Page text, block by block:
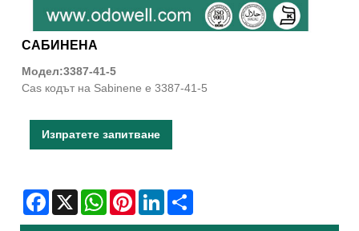
САБИНЕНА
Модел:3387-41-5
Cas кодът на Sabinene е 3387-41-5
Изпратете запитване
Facebook
X WhatsAppPinterestLinkedIn